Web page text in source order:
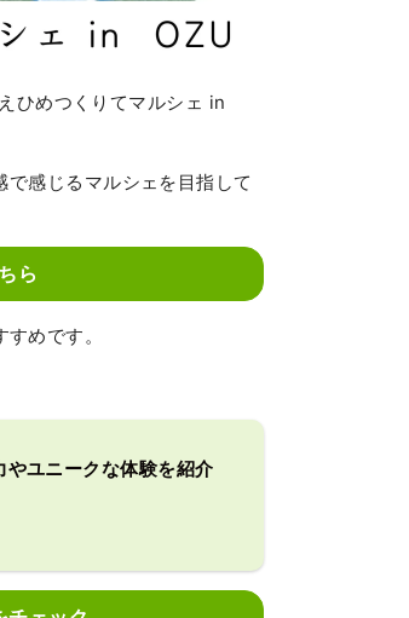
ひめつくりてマルシェ in
感じるマルシェを目指して
ら
めです。
やユニークな体験を紹介